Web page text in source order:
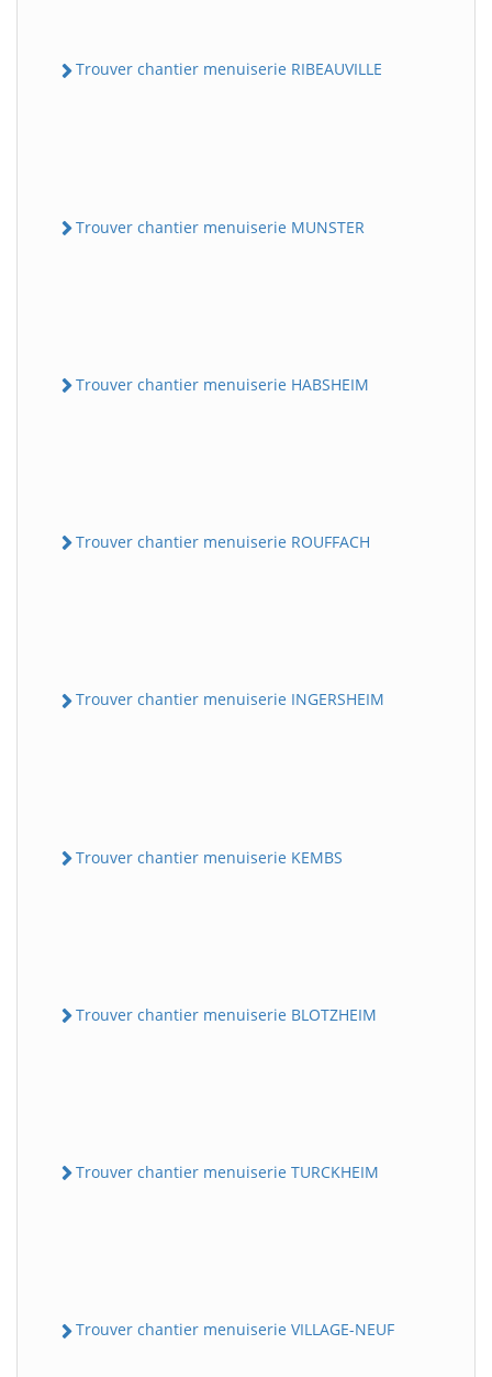
Trouver chantier menuiserie RIBEAUVILLE
Trouver chantier menuiserie MUNSTER
Trouver chantier menuiserie HABSHEIM
Trouver chantier menuiserie ROUFFACH
Trouver chantier menuiserie INGERSHEIM
Trouver chantier menuiserie KEMBS
Trouver chantier menuiserie BLOTZHEIM
Trouver chantier menuiserie TURCKHEIM
Trouver chantier menuiserie VILLAGE-NEUF